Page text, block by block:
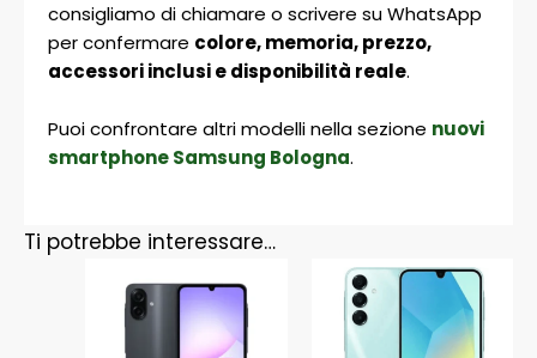
consigliamo di chiamare o scrivere su WhatsApp
per confermare colore, memoria, prezzo,
accessori inclusi e disponibilità reale.
Puoi confrontare altri modelli nella sezione nuovi
smartphone Samsung Bologna.
Ti potrebbe interessare…